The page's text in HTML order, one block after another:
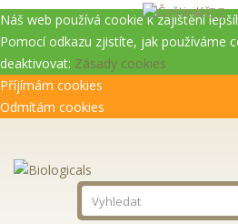
Náš web používá cookie k zajištění
Pomocí odkazu zjistíte, jak používáme
deaktivovat: Zásady cookies
Příjímám cookies
Odmítám cookies
Kč